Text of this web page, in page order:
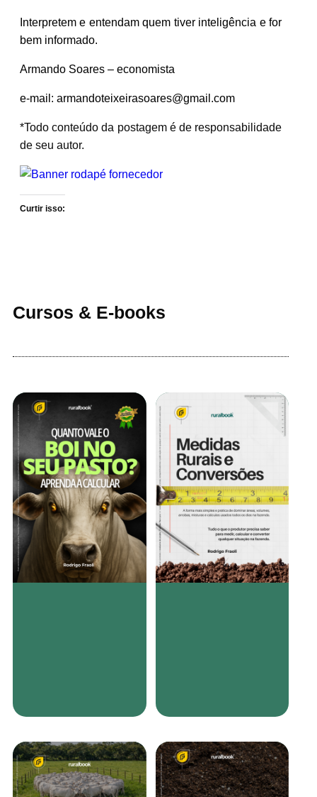
Interpretem e entendam quem tiver inteligência e for
bem informado.
Armando Soares – economista
e-mail: armandoteixeirasoares@gmail.com
*Todo conteúdo da postagem é de responsabilidade
de seu autor.
Curtir isso:
Cursos & E-books